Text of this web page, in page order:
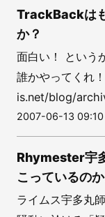
TrackBackは
か？
面白い！ という
誰かやってくれ
is.net/blog/
2007-06-13 09:10
Rhymester宇
こっているのか
ライムス宇多丸